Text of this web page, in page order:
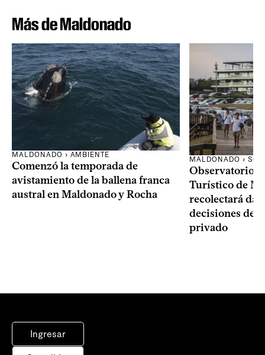
Más de Maldonado
MALDONADO › AMBIENTE
Comenzó la temporada de
avistamiento de la ballena franca
austral en Maldonado y Rocha
MALDONADO ›
Observatorio
Turístico de
recolectará
decisiones del
privado
Ingresar